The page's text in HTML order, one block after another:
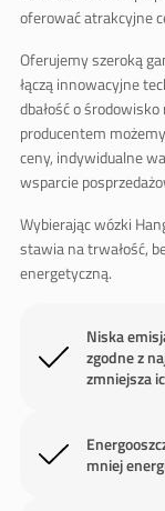
oferować atrakcyjne
Oferujemy szeroką
łączą innowacyjne
dbałość o
producentem
ceny, indywidualne
wsparcie
Wybierając wózki
stawia na trwałość,
energetyczną.
Niska
zgodne z
zmniejsza
mniej